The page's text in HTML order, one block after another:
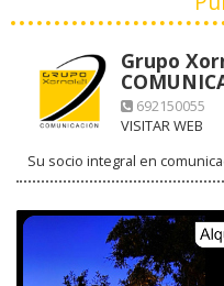
Grupo
692150055
VISITAR WEB
Su socio integral en